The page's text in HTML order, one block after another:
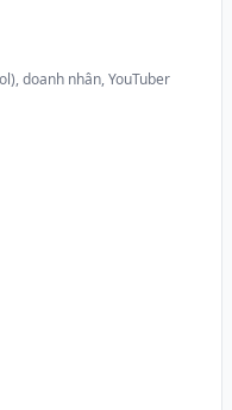
doanh nhân, YouTuber